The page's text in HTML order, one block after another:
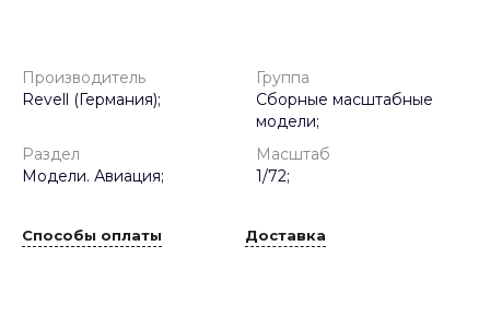
Производитель
Revell (Германия);
Группа
Сборные масштабные
модели;
Раздел
Модели. Авиация;
Масштаб
1/72;
Способы оплаты Доставка